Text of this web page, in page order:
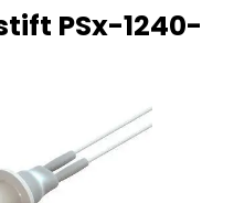
PSx-1240-